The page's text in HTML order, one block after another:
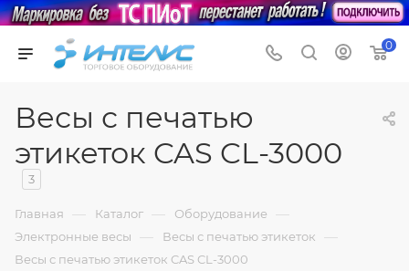
0
Весы с печатью
этикеток CAS CL-3000
3
Главная — Каталог — Оборудование —
Электронные весы — Весы с печатью этикеток —
Весы с печатью этикеток CAS CL-3000